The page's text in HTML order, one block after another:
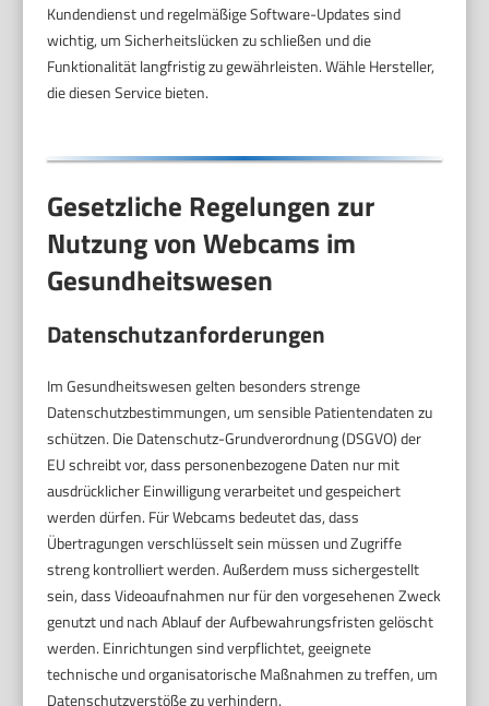
Kundendienst und regelmäßige Software-Updates sind
wichtig, um Sicherheitslücken zu schließen und die
Funktionalität langfristig zu gewährleisten. Wähle Hersteller,
die diesen Service bieten.
Gesetzliche Regelungen zur
Nutzung von Webcams im
Gesundheitswesen
Datenschutzanforderungen
Im Gesundheitswesen gelten besonders strenge
Datenschutzbestimmungen, um sensible Patientendaten zu
schützen. Die Datenschutz-Grundverordnung (DSGVO) der
EU schreibt vor, dass personenbezogene Daten nur mit
ausdrücklicher Einwilligung verarbeitet und gespeichert
werden dürfen. Für Webcams bedeutet das, dass
Übertragungen verschlüsselt sein müssen und Zugriffe
streng kontrolliert werden. Außerdem muss sichergestellt
sein, dass Videoaufnahmen nur für den vorgesehenen Zweck
genutzt und nach Ablauf der Aufbewahrungsfristen gelöscht
werden. Einrichtungen sind verpflichtet, geeignete
technische und organisatorische Maßnahmen zu treffen, um
Datenschutzverstöße zu verhindern.